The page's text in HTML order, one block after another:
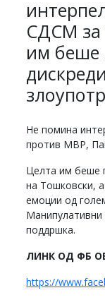
СДСМ за
им беше
Не помина
против МВР,
Целта им беше
на Тошковски,
емоции од
поддршка.
ЛИНК ОД ФБ
https://